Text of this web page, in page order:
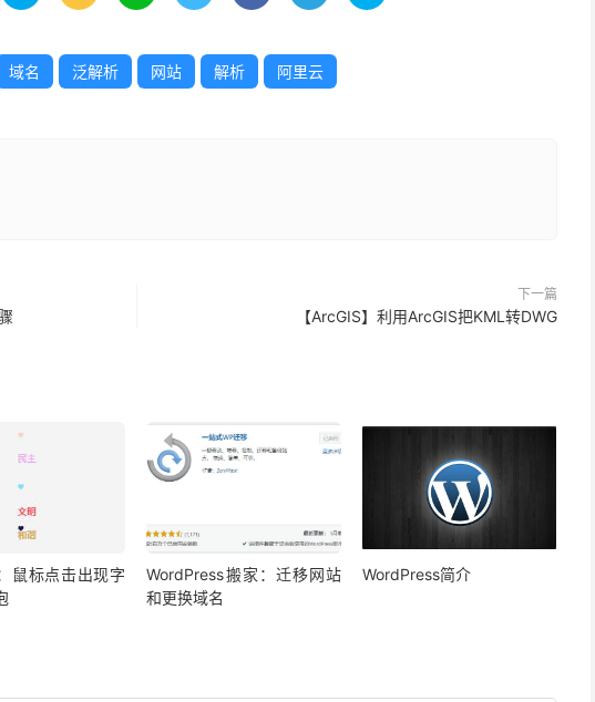
域名 泛解析 网站 解析 阿里云
下一篇
【ArcGIS】利用ArcGIS把KML转DWG
鼠标点击出现字
WordPress搬家：迁移网站
和更换域名
WordPress简介